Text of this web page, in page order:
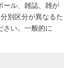
ール、雑誌、雑が
別区分が異なるた
さい。一般的に